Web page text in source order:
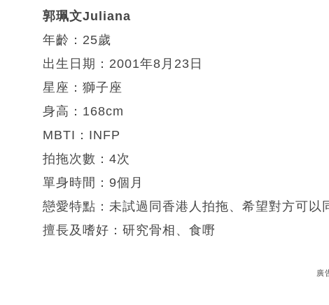
郭珮文Juliana
年齡：25歲
出生日期：2001年8月23日
星座：獅子座
身高：168cm
MBTI：INFP
拍拖次數：4次
單身時間：9個月
戀愛特點：未試過同香港人拍拖、希望對方可以
擅長及嗜好：研究骨相、食嘢
廣